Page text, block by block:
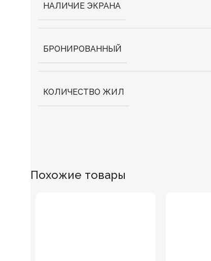
НАЛИЧИЕ ЭКРАНА
БРОНИРОВАННЫЙ
КОЛИЧЕСТВО ЖИЛ
Похожие товары